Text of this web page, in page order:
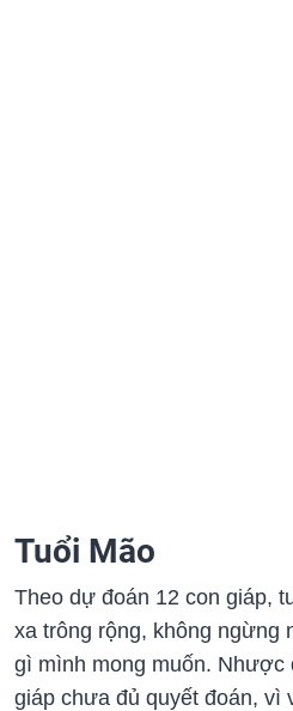
Tuổi Mão
Theo dự đoán 12 con giáp,
xa trông rộng, không ngừng
gì mình mong muốn. Nhược
giáp chưa đủ quyết đoán, vì